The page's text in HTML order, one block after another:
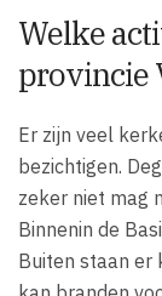
Welke
provincie
Er zijn veel
bezichtigen.
zeker niet mag
Binnenin de
Buiten staan er